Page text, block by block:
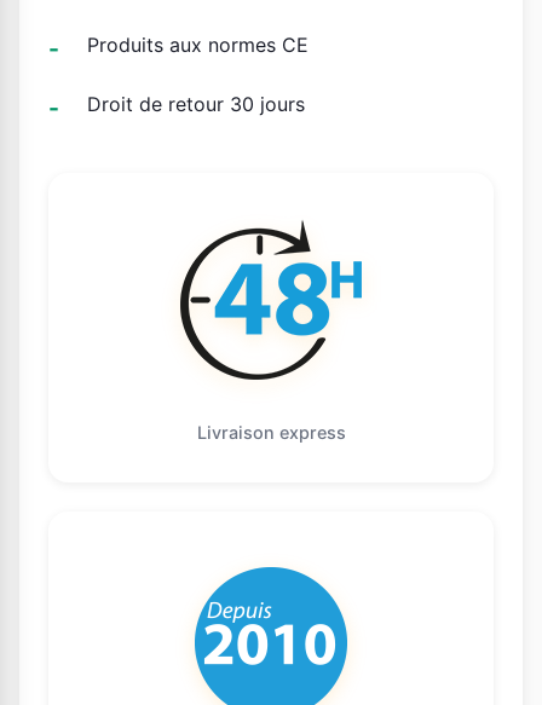
Produits aux normes CE
Droit de retour 30 jours
Livraison express